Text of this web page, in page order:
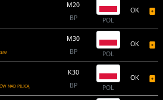
M20
BP
POL
OK
M30
BP
POL
OK
NAD PILICĄ
K30
BP
POL
OK